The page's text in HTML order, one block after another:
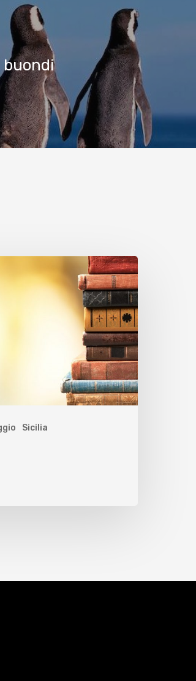
buondi
Sicilia